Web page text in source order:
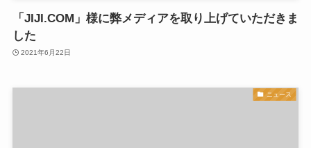
「JIJI.COM」様に弊メディアを取り上げていただきま
した
2021年6月22日
ニュース